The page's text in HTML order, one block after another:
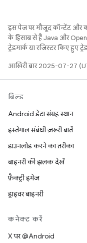
इस पेज पर मौजूद कॉन्टेंट और
के हिसाब से हैं. Java और
ट्रेडमार्क या रजिस्टर किए हुए
आखिरी बार 2025-07-27
बिल्ड
Android डेटा संग्रह स्थान
इस्तेमाल संबंधी ज़रूरी बातें
डाउनलोड करने का तरीका
बाइनरी की झलक देखें
फ़ैक्ट्री इमेज
ड्राइवर बाइनरी
कनेक्ट करें
X पर @Android